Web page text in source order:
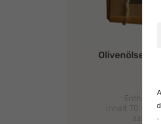
Olivenölseife
Enthält
Inhalt 70 g (
zzgl.
-